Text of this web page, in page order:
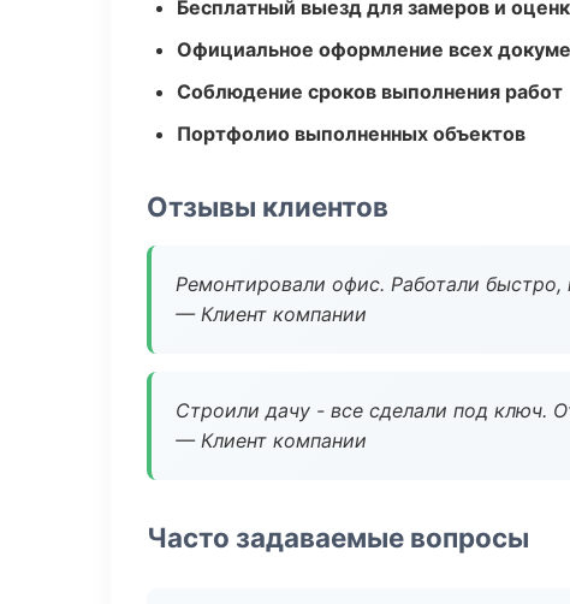
Бесплатный выезд для замеров и
Официальное оформление всех
Соблюдение сроков выполнения работ
Портфолио выполненных объектов
Отзывы клиентов
Ремонтировали офис. Работали
— Клиент компании
Строили дачу - все сделали под ключ.
— Клиент компании
Часто задаваемые вопросы